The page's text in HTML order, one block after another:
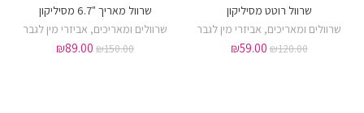
שרוול רוטט מסיליקון
שרוולים ומאריכים, אביזרי מין לגבר
₪120.00
₪59.00
שרוול מאריך "6.7 מסיליקון
שרוולים ומאריכים, אביזרי מין לגבר
₪150.00
₪89.00